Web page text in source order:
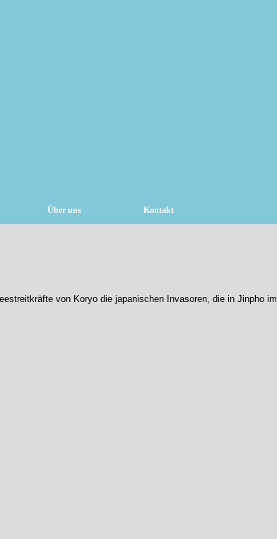
Über uns Kontakt
von Koryo die japanischen Invasoren, die in Jinpho im